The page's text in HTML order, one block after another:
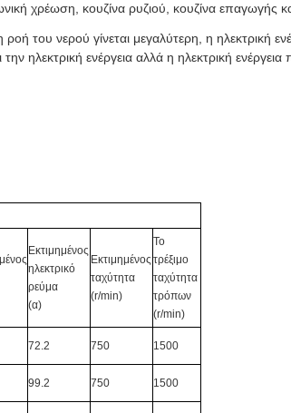
χρέωση, κουζίνα ρυζιού, κουζίνα επαγωγής
του νερού γίνεται μεγαλύτερη, η ηλεκτρική
ηλεκτρική ενέργεια αλλά η ηλεκτρική ενέργεια
Εκτιμημένος
ηλεκτρικό
ρεύμα
(α)
Εκτιμημένος
ταχύτητα
(r/min)
Το
τρέξιμο
ταχύτητα
τρόπων
(r/min)
72.2 750 1500
99.2 750 1500